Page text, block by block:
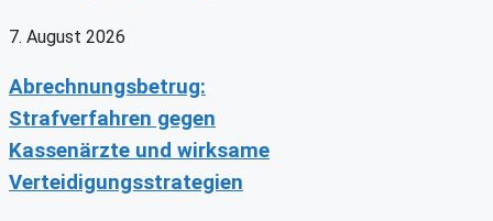
7. August 2026
Abrechnungsbetrug:
Strafverfahren gegen
Kassenärzte und wirksame
Verteidigungsstrategien